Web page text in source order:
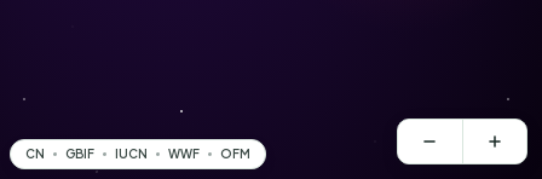
CN GBIF IUCN WWF OFM